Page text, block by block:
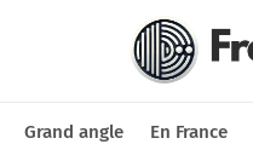
Grand angle En France